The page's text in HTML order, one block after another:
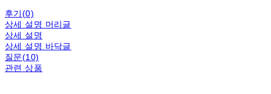
후기(0)
상세 설명 머리글
상세 설명
상세 설명 바닥글
질문(10)
관련 상품